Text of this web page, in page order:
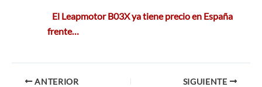
El Leapmotor B03X ya tiene precio en España
frente…
ANTERIOR SIGUIENTE